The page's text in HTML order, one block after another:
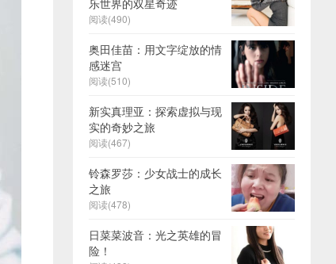
乐世界的双星奇迹
阅读(490)
奥田佳苗：用文字绽放的情
感迷宫
阅读(510)
新实真理亚：探索虚拟与现
实的奇妙之旅
阅读(467)
铃森罗莎：少女战士的成长
之旅
阅读(478)
日菜菜波音：光之英雄的冒
险！